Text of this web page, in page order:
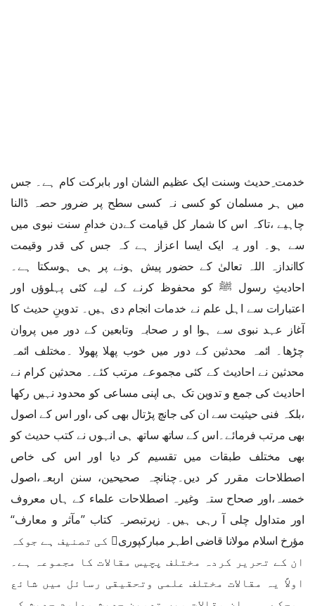
خدمت ِحدیث وسنت ایک عظیم الشان اور بابرکت کام ہے۔ جس
میں ہر مسلمان کو کسی نہ کسی سطح پر ضرور حصہ ڈالنا
چاہیے ،تاکہ اس کا شمار کل قیامت کےدن خدامِ سنت نبوی میں
سے ہو۔ اور یہ ایک ایسا اعزاز ہے کہ جس کی قدر وقیمت
کااندازہ اللہ تعالیٰ کے حضور پیش ہونے پر ہی ہوسکتا ہے۔
احادیثِ رسول ﷺ کو محفوظ کرنے کے لیے کئی پہلوؤں اور
اعتبارات سے اہل علم نے خدمات انجام دی ہیں۔ تدوینِ حدیث کا
آغاز عہد نبوی سے ہوا او ر صحابہ وتابعین کے دور میں پروان
چڑھا۔ ائمہ محدثین کے دور میں خوب پھلا پھولا ۔مختلف ائمہ
محدثین نے احادیث کے کئی مجموعے مرتب کئے۔ محدثین کرام نے
احادیث کی جمع و تدوین تک ہی اپنی مساعی کو محدود نہیں رکھا
،بلکہ فنی حیثیت سے ان کی جانچ پڑتال بھی کی ،اور اس کے اصول
بھی مرتب فرمائے۔اس کے ساتھ ساتھ ہی انہوں نے کتب حدیث کو
بھی مختلف طبقات میں تقسیم کر دیا اور اس کی خاص
اصطلاحات مقرر کر دیں۔چنانچہ صحیحین، سنن اربعہ،اصول
خمسہ،اور صحاح ستہ وغیرہ اصطلاحات علماء کے ہاں معروف
اور متداول چلی آ رہی ہیں۔ زیرتبصرہ کتاب ’’مآثر و معارف‘‘
مؤرخ اسلام مولانا قاضی اطہر مبارکپوری﷫ کی تصنیف ہے جوکہ
ان کے تحریر کردہ مختلف پچیس مقالات کا مجموعہ ہے۔
اولاً یہ مقالات مختلف علمی وتحقیقی رسائل میں شائع